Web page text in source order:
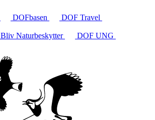
DOFbasen
DOF Travel
Bliv Naturbeskytter
DOF UNG